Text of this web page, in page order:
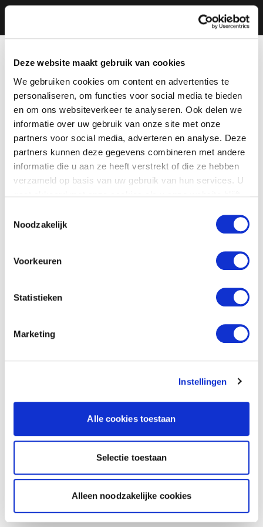
Deze website maakt gebruik van cookies
We gebruiken cookies om content en advertenties te
personaliseren, om functies voor social media te bieden
en om ons websiteverkeer te analyseren. Ook delen we
informatie over uw gebruik van onze site met onze
partners voor social media, adverteren en analyse. Deze
partners kunnen deze gegevens combineren met andere
informatie die u aan ze heeft verstrekt of die ze hebben
verzameld op basis van uw gebruik van hun services. U
Noodzakelijk
Voorkeuren
Statistieken
Marketing
Instellingen
Alle cookies toestaan
Selectie toestaan
Alleen noodzakelijke cookies